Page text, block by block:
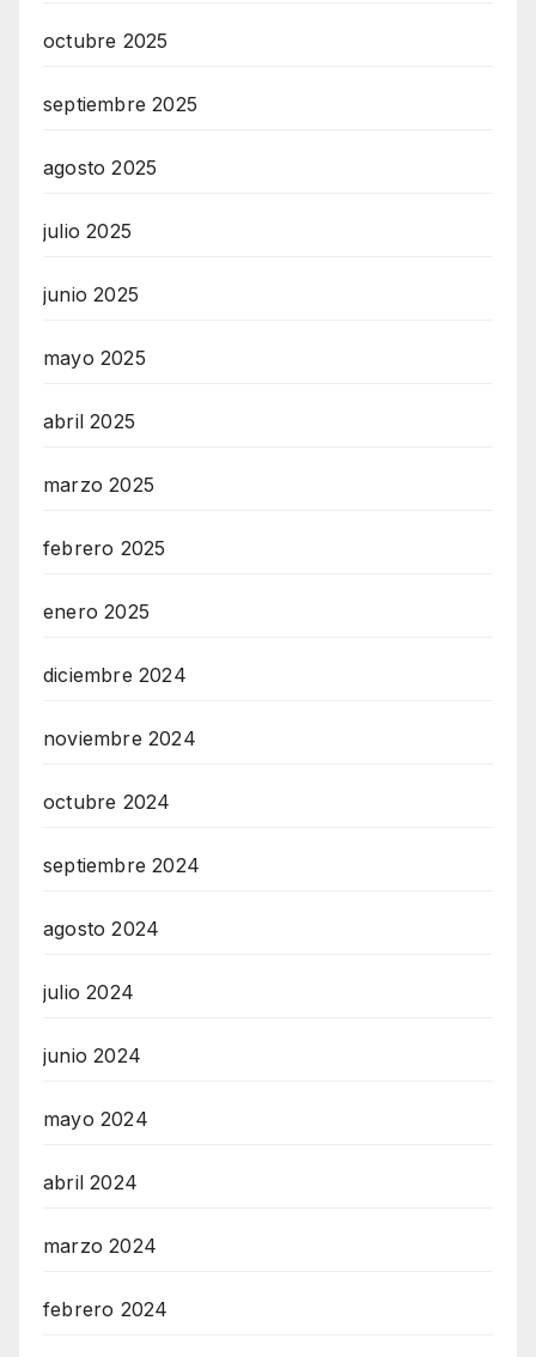
octubre 2025
septiembre 2025
agosto 2025
julio 2025
junio 2025
mayo 2025
abril 2025
marzo 2025
febrero 2025
enero 2025
diciembre 2024
noviembre 2024
octubre 2024
septiembre 2024
agosto 2024
julio 2024
junio 2024
mayo 2024
abril 2024
marzo 2024
febrero 2024